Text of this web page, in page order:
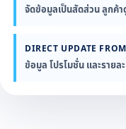
จัดข้อมูลเป็นสัดส่วน ลูกค้า
DIRECT UPDATE
ข้อมูล โปรโมชั่น และราย